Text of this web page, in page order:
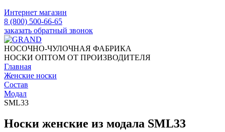
Интернет магазин
8 (800) 500-66-65
заказать обратный звонок
НОСОЧНО-ЧУЛОЧНАЯ ФАБРИКА
НОСКИ ОПТОМ ОТ ПРОИЗВОДИТЕЛЯ
Главная
Женские носки
Состав
Модал
SML33
Носки женские из модала SML33